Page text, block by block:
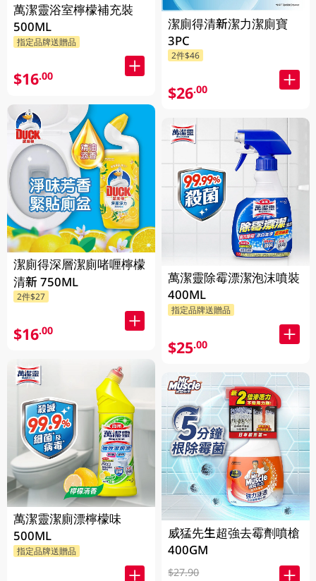
萬潔靈浴室檸檬補充裝
500ML
指定品牌送贈品
$16.00
潔廁得深層潔廁啫喱檸檬
清新 750ML
2件$27
$16.00
萬潔靈潔廁漂檸檬味
500ML
指定品牌送贈品
潔廁得清新潔力潔廁寶
3PC
2件$46
$26.00
萬潔靈除霉漂潔泡沫噴裝
400ML
指定品牌送贈品
$25.00
威猛先生超強去霉劑噴槍
400GM
$27.90